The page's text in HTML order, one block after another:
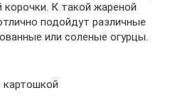
К такой жареной
подойдут различные
или соленые огурцы.
картошкой